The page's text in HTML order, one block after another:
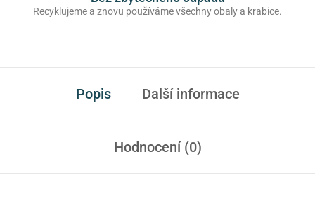
Recyklujeme a znovu používáme všechny obaly a krabice.
Popis Další informace
Hodnocení (0)